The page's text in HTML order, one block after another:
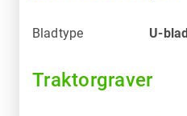
Bladtype U-blad
Traktorgraver